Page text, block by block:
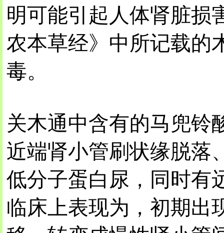
明可能引起人体肾脏损
农本草经》中所记载的
毒。
关木通中含有的马兜铃
近端肾小管刷状缘脱落
低分子蛋白尿，同时有
临床上表现为，初期出